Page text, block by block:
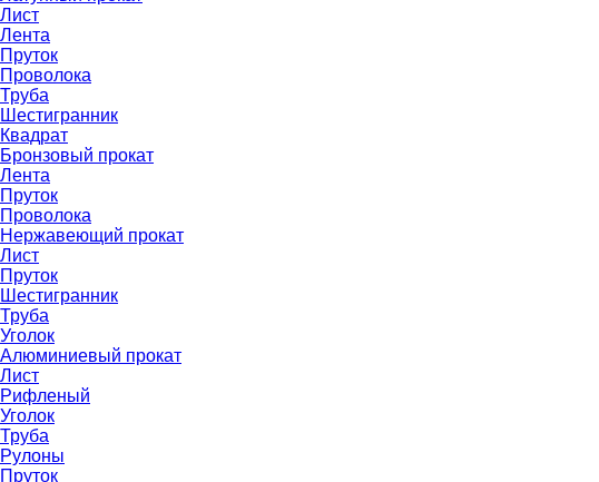
Лист
Лента
Пруток
Проволока
Труба
Шестигранник
Квадрат
Бронзовый прокат
Лента
Пруток
Проволока
Нержавеющий прокат
Лист
Пруток
Шестигранник
Труба
Уголок
Алюминиевый прокат
Лист
Рифленый
Уголок
Труба
Рулоны
Пруток